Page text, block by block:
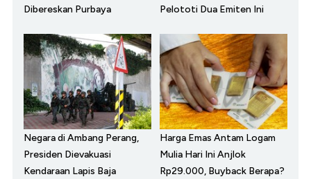
Dibereskan Purbaya
Pelototi Dua Emiten Ini
Negara di Ambang Perang,
Presiden Dievakuasi
Kendaraan Lapis Baja
Harga Emas Antam Logam
Mulia Hari Ini Anjlok
Rp29.000, Buyback Berapa?